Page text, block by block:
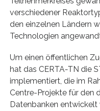
verschiedener
den einzelnen Ländern
Technologien
Um einen öffentlichen
hat das CERTA-TN die
implementiert, die im
Centre-Projekte für den
Datenbanken entwickelt